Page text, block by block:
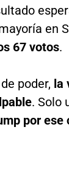
en
67 votos.
poder, la
. Solo
por ese